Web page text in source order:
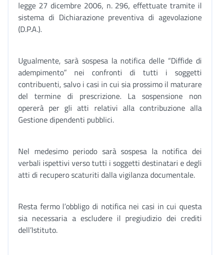
legge 27 dicembre 2006, n. 296, effettuate tramite il
sistema di Dichiarazione preventiva di agevolazione
(D.P.A.).
Ugualmente, sarà sospesa la notifica delle “Diffide di
adempimento” nei confronti di tutti i soggetti
contribuenti, salvo i casi in cui sia prossimo il maturare
del termine di prescrizione. La sospensione non
opererà per gli atti relativi alla contribuzione alla
Gestione dipendenti pubblici.
Nel medesimo periodo sarà sospesa la notifica dei
verbali ispettivi verso tutti i soggetti destinatari e degli
atti di recupero scaturiti dalla vigilanza documentale.
Resta fermo l’obbligo di notifica nei casi in cui questa
sia necessaria a escludere il pregiudizio dei crediti
dell’Istituto.